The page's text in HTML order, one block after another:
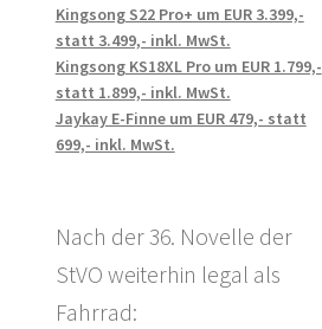
Kingsong S22 Pro+ um EUR 3.399,-
statt 3.499,- inkl. MwSt.
Kingsong KS18XL Pro um EUR 1.799,-
statt 1.899,- inkl. MwSt.
Jaykay E-Finne um EUR 479,- statt
699,- inkl. MwSt.
Nach der 36. Novelle der
StVO weiterhin legal als
Fahrrad: